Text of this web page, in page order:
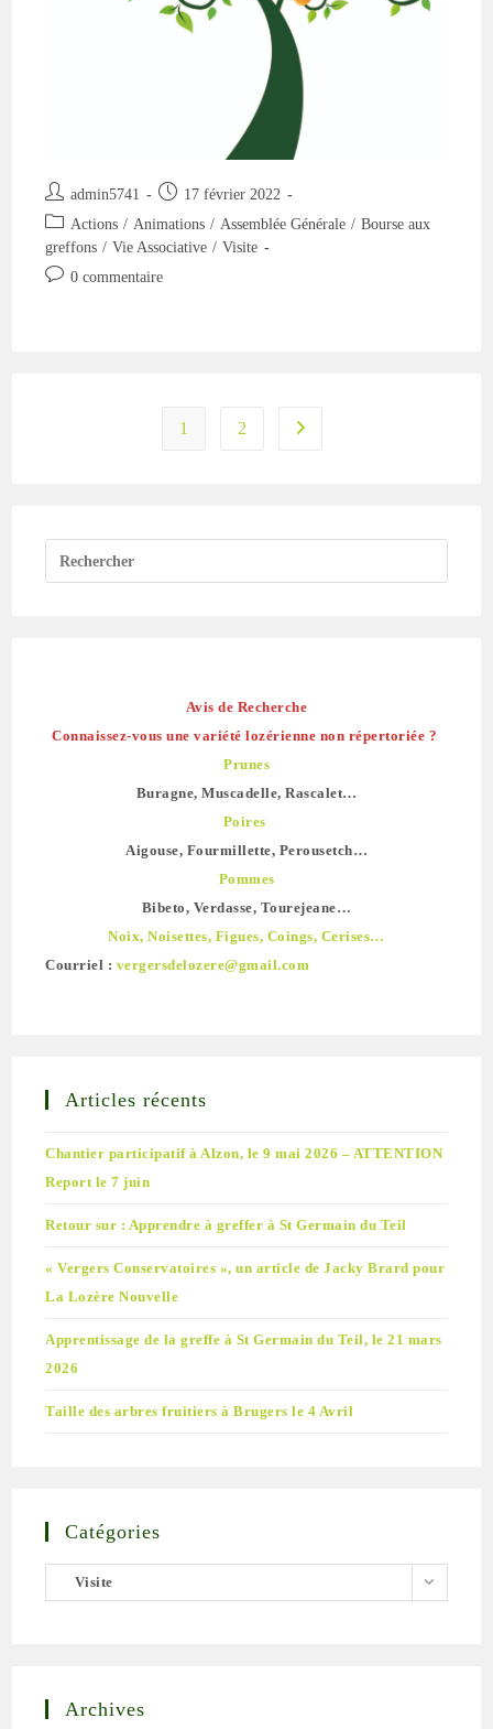
Auteur/autrice
de
publication :
admin5741
Publication
publiée :
17 février 2022
Post
category:
Actions / Animations / Assemblée Générale / Bourse aux
greffons / Vie Associative / Visite
Commentaires
0 commentaire
1 2 Aller à la page suivante
Avis de Recherche
Connaissez-vous une variété lozérienne non répertoriée ?
Prunes
Buragne, Muscadelle, Rascalet…
Poires
Aigouse, Fourmillette, Perousetch…
Pommes
Bibeto, Verdasse, Tourejeane…
Noix, Noisettes, Figues, Coings, Cerises…
Courriel : vergersdelozere@gmail.com
Articles récents
Chantier participatif à Alzon, le 9 mai 2026 – ATTENTION
Report le 7 juin
Retour sur : Apprendre à greffer à St Germain du Teil
« Vergers Conservatoires », un article de Jacky Brard pour
La Lozère Nouvelle
Apprentissage de la greffe à St Germain du Teil, le 21 mars
2026
Taille des arbres fruitiers à Brugers le 4 Avril
Catégories
Catégories
Visite
Archives